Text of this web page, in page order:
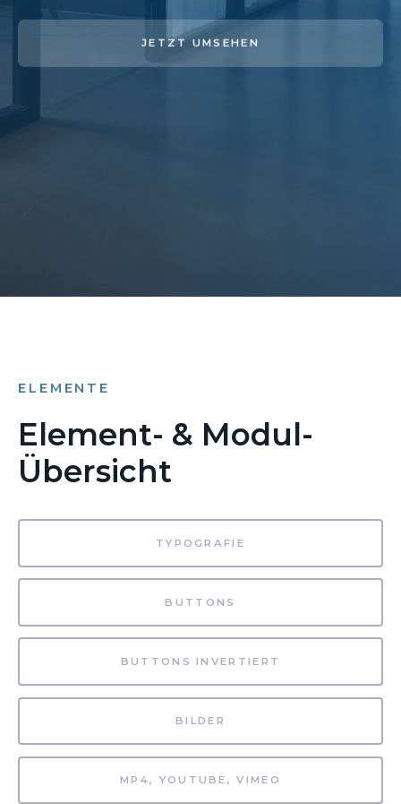
JETZT UMSEHEN
ELEMENTE
Element- & Modul-
Übersicht
TYPOGRAFIE
BUTTONS
BUTTONS INVERTIERT
BILDER
MP4, YOUTUBE, VIMEO